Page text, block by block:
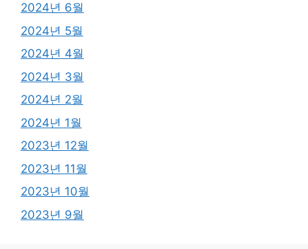
2024년 6월
2024년 5월
2024년 4월
2024년 3월
2024년 2월
2024년 1월
2023년 12월
2023년 11월
2023년 10월
2023년 9월